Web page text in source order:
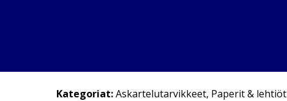
Kategoriat:Askartelutarvikkeet, Paperit & lehtiöt